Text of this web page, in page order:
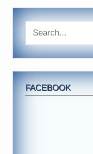
FACEBOOK